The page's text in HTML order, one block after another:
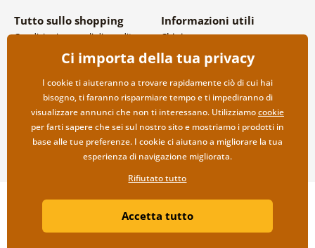
Tutto sullo shopping
Condizioni generali di vendita e
Politica sulla privacy
Opzioni di spedizione e
pagamento
Reso della merce
Informazioni utili
Chi siamo
FAQ
Contatti
Collaborazione all’ingrosso
Copyright ©2019 © Dovido.it.
Litvanyi.sk| Negozio online creato da
Ci importa della tua privacy
I cookie ti aiuteranno a trovare rapidamente ciò di cui hai
bisogno, ti faranno risparmiare tempo e ti impediranno di
visualizzare annunci che non ti interessano. Utilizziamocookie
per farti sapere che sei sul nostro sito e mostriamo i prodotti in
base alle tue preferenze. I cookie ci aiutano a migliorare la tua
esperienza di navigazione migliorata.
Rifiutato tutto
Accetta tutto